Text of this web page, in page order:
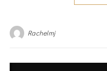
Rachelmj